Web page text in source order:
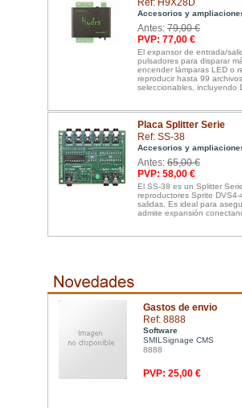
Ref: H9X28D
Accesorios y
Antes: 79,00 €
PVP: 77,00 €
El expansor de entrada/
pulsadores para disparar
encender lámparas LED o
reproducir hasta 99
seleccionables, incluyendo
Placa Splitter Serie
Ref: SS-38
Accesorios y
Antes: 65,00 €
PVP: 58,00 €
El SS-38 es un Splitter
reproductores Sprite
salidas. Es ideal para
admite expansión
Gastos de envio
Ref: 8888
Software
SMILSignage CMS
8888
PVP: 25,00 €